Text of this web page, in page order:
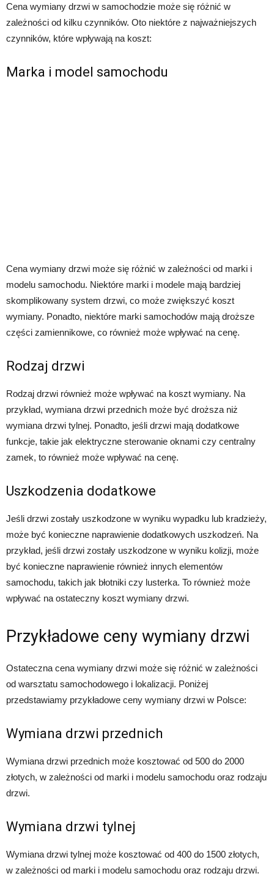
Cena wymiany drzwi w samochodzie może się różnić w
zależności od kilku czynników. Oto niektóre z najważniejszych
czynników, które wpływają na koszt:
Marka i model samochodu
Cena wymiany drzwi może się różnić w zależności od marki i
modelu samochodu. Niektóre marki i modele mają bardziej
skomplikowany system drzwi, co może zwiększyć koszt
wymiany. Ponadto, niektóre marki samochodów mają droższe
części zamiennikowe, co również może wpływać na cenę.
Rodzaj drzwi
Rodzaj drzwi również może wpływać na koszt wymiany. Na
przykład, wymiana drzwi przednich może być droższa niż
wymiana drzwi tylnej. Ponadto, jeśli drzwi mają dodatkowe
funkcje, takie jak elektryczne sterowanie oknami czy centralny
zamek, to również może wpływać na cenę.
Uszkodzenia dodatkowe
Jeśli drzwi zostały uszkodzone w wyniku wypadku lub kradzieży,
może być konieczne naprawienie dodatkowych uszkodzeń. Na
przykład, jeśli drzwi zostały uszkodzone w wyniku kolizji, może
być konieczne naprawienie również innych elementów
samochodu, takich jak błotniki czy lusterka. To również może
wpływać na ostateczny koszt wymiany drzwi.
Przykładowe ceny wymiany drzwi
Ostateczna cena wymiany drzwi może się różnić w zależności
od warsztatu samochodowego i lokalizacji. Poniżej
przedstawiamy przykładowe ceny wymiany drzwi w Polsce:
Wymiana drzwi przednich
Wymiana drzwi przednich może kosztować od 500 do 2000
złotych, w zależności od marki i modelu samochodu oraz rodzaju
drzwi.
Wymiana drzwi tylnej
Wymiana drzwi tylnej może kosztować od 400 do 1500 złotych,
w zależności od marki i modelu samochodu oraz rodzaju drzwi.